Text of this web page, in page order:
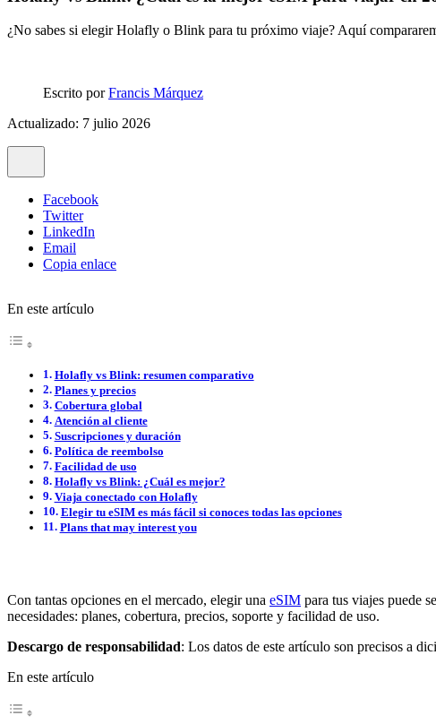
¿No sabes si elegir Holafly o Blink para tu próximo viaje? Aquí
Escrito porFrancis Márquez
Actualizado: 7 julio 2026
Facebook
Twitter
LinkedIn
Email
Copia enlace
En este artículo
Holafly vs Blink: resumen comparativo
Planes y precios
Cobertura global
Atención al cliente
Suscripciones y duración
Política de reembolso
Facilidad de uso
Holafly vs Blink: ¿Cuál es mejor?
Viaja conectado con Holafly
Elegir tu eSIM es más fácil si conoces todas las opciones
Plans that may interest you
Con tantas opciones en el mercado, elegir una eSIM para tus viajes puede
necesidades: planes, cobertura, precios, soporte y facilidad de uso.
Descargo de responsabilidad: Los datos de este artículo son precisos a
En este artículo